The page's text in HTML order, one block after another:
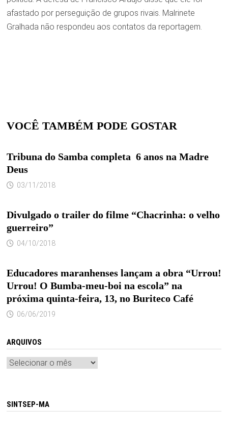
afastado por perseguição de grupos rivais. Malrinete
Gralhada não respondeu aos contatos da reportagem.
VOCÊ TAMBÉM PODE GOSTAR
Tribuna do Samba completa 6 anos na Madre
Deus
03/11/2018
Divulgado o trailer do filme “Chacrinha: o velho
guerreiro”
04/10/2018
Educadores maranhenses lançam a obra “Urrou!
Urrou! O Bumba-meu-boi na escola” na
próxima quinta-feira, 13, no Buriteco Café
06/06/2019
ARQUIVOS
Arquivos
SINTSEP-MA